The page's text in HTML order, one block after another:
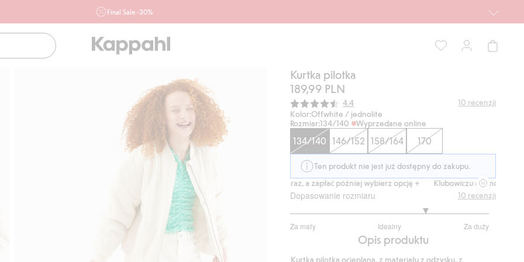
Final Sale -30%
ofertę, również z działu outlet do 10.8 w sklepach Kappahl i
Newbie oraz na kappahl.com. Ofert nie łączymy
Kurtka pilotka
189,99 PLN
Średnia ocena:
4.4 10 recenzji
Kolor:Offwhite / jednolite
Rozmiar:134/140 Wyprzedane online
134/140 146/152 158/164 170
Ten produkt nie jest już dostępny do zakupu.
Klubowiczu darmowa dostawa od 150 zł
Kup teraz, a zapłać później wybierz opcję + Klubowiczu darmowa dostawa
Dopasowanie rozmiaru
Za mały Idealny Za duży
na
10 recenzji
Opis produktu
Kurtka pilotka ocieplana, z materiału z odzysku, z